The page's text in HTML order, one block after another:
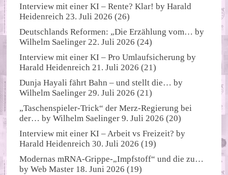
Interview mit einer KI – Rente? Klar! byHarald
Heidenreich 23. Juli 2026 (26)
Deutschlands Reformen: „Die Erzählung vom… by
Wilhelm Saelinger 22. Juli 2026 (24)
Interview mit einer KI – Pro Umlaufsicherung by
Harald Heidenreich 21. Juli 2026 (21)
Dunja Hayali fährt Bahn – und stellt die… by
Wilhelm Saelinger 29. Juli 2026 (21)
„Taschenspieler-Trick“ der Merz-Regierung bei
der… byWilhelm Saelinger 9. Juli 2026 (20)
Interview mit einer KI – Arbeit vs Freizeit? by
Harald Heidenreich 30. Juli 2026 (19)
Modernas mRNA-Grippe-„Impfstoff“ und die zu…
byWeb Master 18. Juni 2026 (19)